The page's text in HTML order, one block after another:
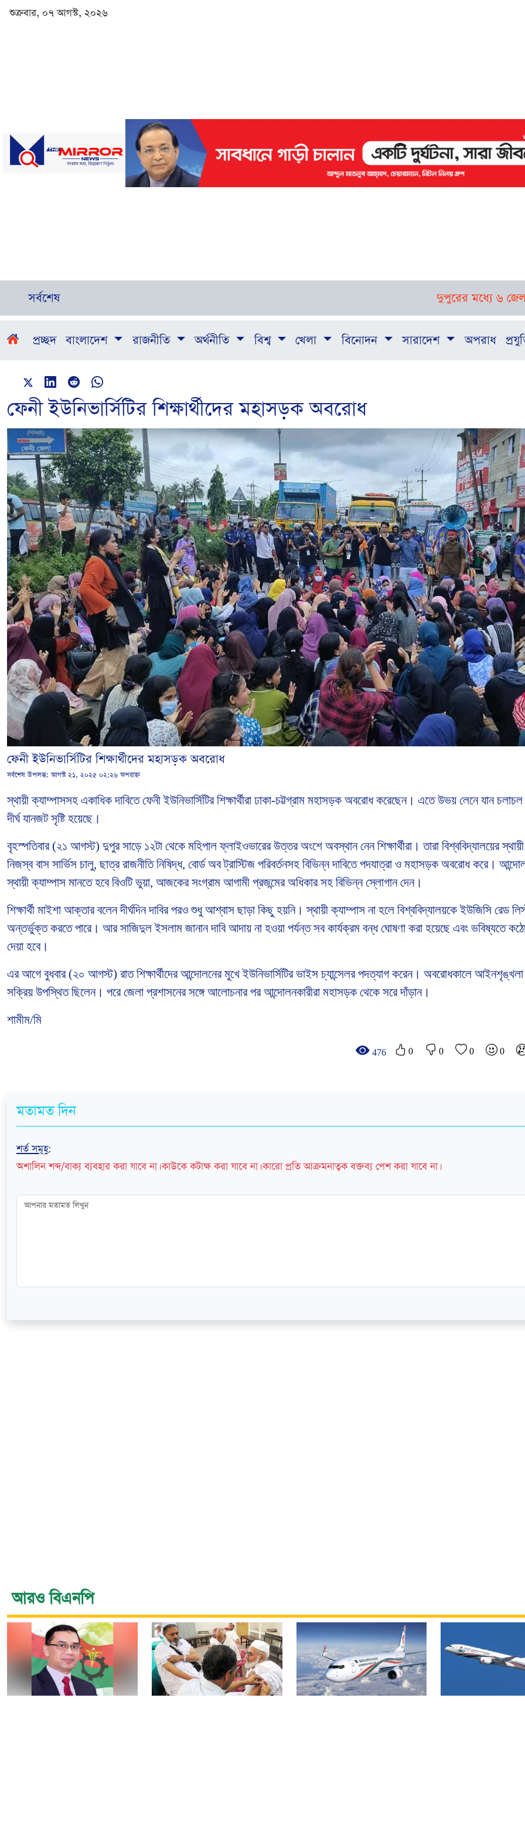
শুক্রবার, ০৭ আগস্ট, ২০২৬
সর্বশেষ দুপুরের মধ্যে ৬ জেলায় ঝড়-
প্রচ্ছদ বাংলাদেশ রাজনীতি অর্থনীতি বিশ্ব খেলা বিনোদন সারাদেশ অপরাধ
ফেনী ইউনিভার্সিটির শিক্ষার্থীদের মহাসড়ক অবরোধ
ফেনী ইউনিভার্সিটির শিক্ষার্থীদের মহাসড়ক অবরোধ
সর্বশেষ উপলব্ধ:আগস্ট ২১, ২০২৫ ০২:২৬ অপরাহ্ন
স্থায়ী ক্যাম্পাসসহ একাধিক দাবিতে ফেনী ইউনিভার্সিটির শিক্ষার্থীরা ঢাকা-চট্টগ্রাম মহাসড়ক অবরোধ করেছেন। এতে উভয় লেনে যান
দীর্ঘ যানজট সৃষ্টি হয়েছে।
বৃহস্পতিবার (২১ আগস্ট) দুপুর সাড়ে ১২টা থেকে মহিপাল ফ্লাইওভারের উত্তর অংশে অবস্থান নেন শিক্ষার্থীরা। তারা বিশ্ববিদ্যালয়ের
নিজস্ব বাস সার্ভিস চালু, ছাত্র রাজনীতি নিষিদ্ধ, বোর্ড অব ট্রাস্টিজ পরিবর্তনসহ বিভিন্ন দাবিতে পদযাত্রা ও মহাসড়ক অবরোধ করে।
স্থায়ী ক্যাম্পাস মানতে হবে বিওটি ভুয়া, আজকের সংগ্রাম আগামী প্রজন্মের অধিকার সহ বিভিন্ন স্লোগান দেন।
শিক্ষার্থী মাইশা আক্তার বলেন দীর্ঘদিন দাবির পরও শুধু আশ্বাস ছাড়া কিছু হয়নি। স্থায়ী ক্যাম্পাস না হলে বিশ্ববিদ্যালয়কে ইউজিসি রেড
অন্তর্ভুক্ত করতে পারে। আর সাজিদুল ইসলাম জানান দাবি আদায় না হওয়া পর্যন্ত সব কার্যক্রম বন্ধ ঘোষণা করা হয়েছে এবং ভবিষ্যতে
দেয়া হবে।
এর আগে বুধবার (২০ আগস্ট) রাত শিক্ষার্থীদের আন্দোলনের মুখে ইউনিভার্সিটির ভাইস চ্যান্সেলর পদত্যাগ করেন। অবরোধকালে আইনশৃঙ্খলা
সক্রিয় উপস্থিত ছিলেন। পরে জেলা প্রশাসনের সঙ্গে আলোচনার পর আন্দোলনকারীরা মহাসড়ক থেকে সরে দাঁড়ান।
শামীম/মি
476 0 0 0 0
মতামত দিন
শর্ত সমূহ:
অশালিন শব্দ/বাক্য ব্যবহার করা যাবে না। কাউকে কটাক্ষ করা যাবে না। কারো প্রতি আক্রমনাত্বক বক্তব্য পেশ করা যাবে না।
আরও বিএনপি